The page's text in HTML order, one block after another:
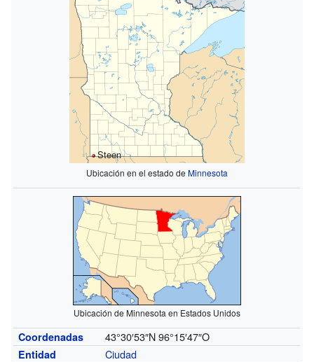
Steen
Ubicación en el estado de Minnesota
Ubicación de Minnesota en Estados Unidos
Coordenadas 43°30′53″N 96°15′47″O
Entidad
Ciudad